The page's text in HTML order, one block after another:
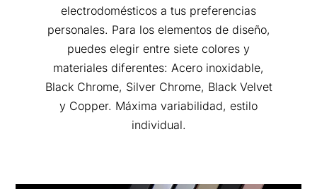
electrodomésticos a tus preferencias
personales. Para los elementos de diseño,
puedes elegir entre siete colores y
materiales diferentes: Acero inoxidable,
Black Chrome, Silver Chrome, Black Velvet
y Copper. Máxima variabilidad, estilo
individual.